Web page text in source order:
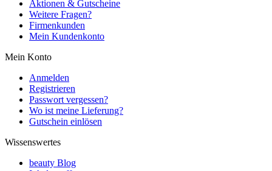
Aktionen & Gutscheine
Weitere Fragen?
Firmenkunden
Mein Kundenkonto
Mein Konto
Anmelden
Registrieren
Passwort vergessen?
Wo ist meine Lieferung?
Gutschein einlösen
Wissenswertes
beauty Blog